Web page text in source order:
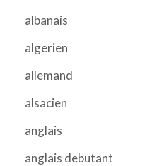
albanais
algerien
allemand
alsacien
anglais
anglais debutant